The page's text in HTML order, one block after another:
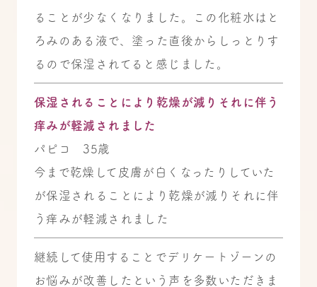
ることが少なくなりました。この化粧水はと
ろみのある液で、塗った直後からしっとりす
るので保湿されてると感じました。
保湿されることにより乾燥が減りそれに伴う
痒みが軽減されました
パピコ 35歳
今まで乾燥して皮膚が白くなったりしていた
が保湿されることにより乾燥が減りそれに伴
う痒みが軽減されました
継続して使用することでデリケートゾーンの
お悩みが改善したという声を多数いただきま